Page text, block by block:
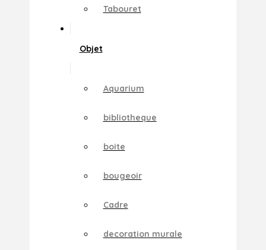
Tabouret
Objet
Aquarium
bibliotheque
boite
bougeoir
Cadre
decoration murale